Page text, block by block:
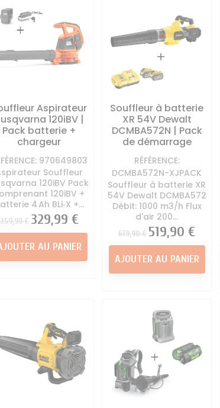
tondeuse
et essence
- Kit entretien
moteur tracteur
tondeuse
Tracteur
d'essence
Direction Tracteur
tondeuse
Divers tracteur tondeuse
Pneu - chambre à air
tracteur tondeuse
Siege Conducteur
Autoportée
Aspirateur
120iBV |
Pack batterie +
chargeur
970649803
Souffleur
120iBV Pack
120iBV +
4 Ah BLi‑X +...
359,99 € Prix
329,99 €
AU PANIER
Souffleur à batterie
XR 54V Dewalt
DCMBA572N | Pack
de démarrage
RÉFÉRENCE:
DCMBA572N-XJPACK
Souffleur à batterie XR
54V Dewalt DCMBA572
Débit: 1000 m3/h Flux
d'air 200...
Prix
619,90 € Prix
519,90 €
AJOUTER AU PANIER